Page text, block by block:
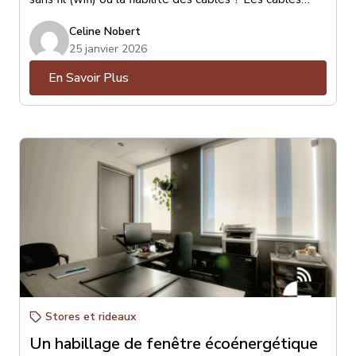
sont de loin les préférés pour leurs qualités de
stabilité et de vitesse de communication au réseau.
Celine Nobert
25 janvier 2026
En Savoir Plus
Stores et rideaux
Un habillage de fenêtre écoénergétique